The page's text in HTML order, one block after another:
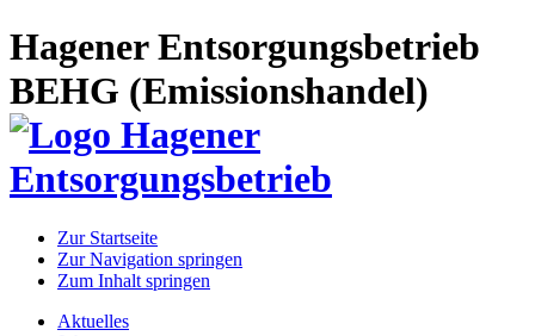
Hagener Entsorgungsbetrieb
BEHG (Emissionshandel)
Zur Startseite
Zur Navigation springen
Zum Inhalt springen
Aktuelles